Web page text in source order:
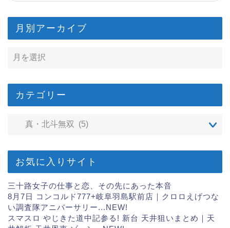
月別アーカイブ
カテゴリー
お気に入りサイト
三十路女子の仕事と恋、その先にあった本音
8月7日 コンコルド777+岐阜羽島駅前店｜クロロえげつな
い調査隊アニバーサリー...NEW!
スマスロ やじきた道中記参る! 新台 天井狙いまとめ｜天